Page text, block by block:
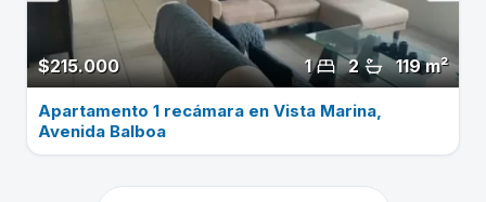
$215.000 119 m²
2
1
Apartamento 1 recámara en Vista Marina,
Avenida Balboa